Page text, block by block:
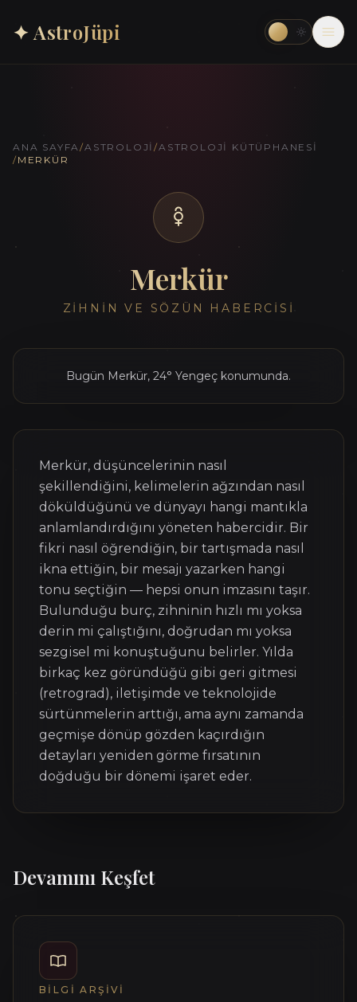
✦ AstroJüpi
ANA SAYFA/ASTROLOJI/ASTROLOJI KÜTÜPHANESI
/MERKÜR
Merkür
ZIHNIN VE SÖZÜN HABERCISI
Bugün Merkür, 24° Yengeç konumunda.
Merkür, düşüncelerinin nasıl
şekillendiğini, kelimelerin ağzından nasıl
döküldüğünü ve dünyayı hangi mantıkla
anlamlandırdığını yöneten habercidir. Bir
fikri nasıl öğrendiğin, bir tartışmada nasıl
ikna ettiğin, bir mesajı yazarken hangi
tonu seçtiğin — hepsi onun imzasını taşır.
Bulunduğu burç, zihninin hızlı mı yoksa
derin mi çalıştığını, doğrudan mı yoksa
sezgisel mi konuştuğunu belirler. Yılda
birkaç kez göründüğü gibi geri gitmesi
(retrograd), iletişimde ve teknolojide
sürtünmelerin arttığı, ama aynı zamanda
geçmişe dönüp gözden kaçırdığın
detayları yeniden görme fırsatının
doğduğu bir dönemi işaret eder.
Devamını Keşfet
BILGI ARŞIVI